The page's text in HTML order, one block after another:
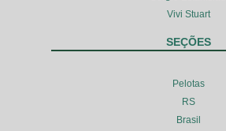
Vivi Stuart
SEÇÕES
Pelotas
RS
Brasil